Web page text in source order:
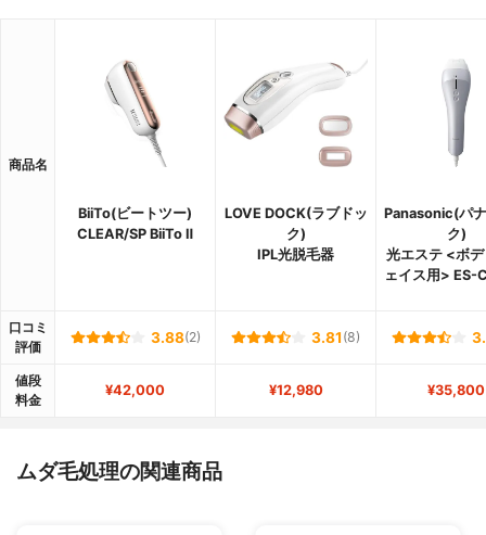
商品名
BiiTo(ビートツー)
CLEAR/SP BiiTo Ⅱ
LOVE DOCK(ラブドッ
ク)
IPL光脱毛器
Panasonic(パ
ク)
光エステ <ボ
ェイス用> ES-
口コミ
評価
3.88(2) 3.81 (8)
値段
料金
¥42,000 ¥12,980 ¥35,800
ムダ毛処理の関連商品